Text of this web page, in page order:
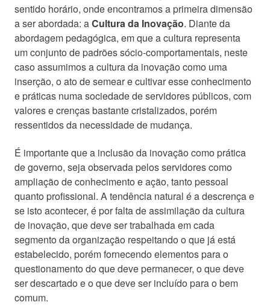
sentido horário, onde encontramos a primeira dimensão
a ser abordada: aCultura da Inovação. Diante da
abordagem pedagógica, em que a cultura representa
um conjunto de padrões sócio-comportamentais, neste
caso assumimos a cultura da inovação como uma
inserção, o ato de semear e cultivar esse conhecimento
e práticas numa sociedade de servidores públicos, com
valores e crenças bastante cristalizados, porém
ressentidos da necessidade de mudança.
É importante que a inclusão da inovação como prática
de governo, seja observada pelos servidores como
ampliação de conhecimento e ação, tanto pessoal
quanto profissional. A tendência natural é a descrença e
se isto acontecer, é por falta de assimilação da cultura
de inovação, que deve ser trabalhada em cada
segmento da organização respeitando o que já está
estabelecido, porém fornecendo elementos para o
questionamento do que deve permanecer, o que deve
ser descartado e o que deve ser incluído para o bem
comum.